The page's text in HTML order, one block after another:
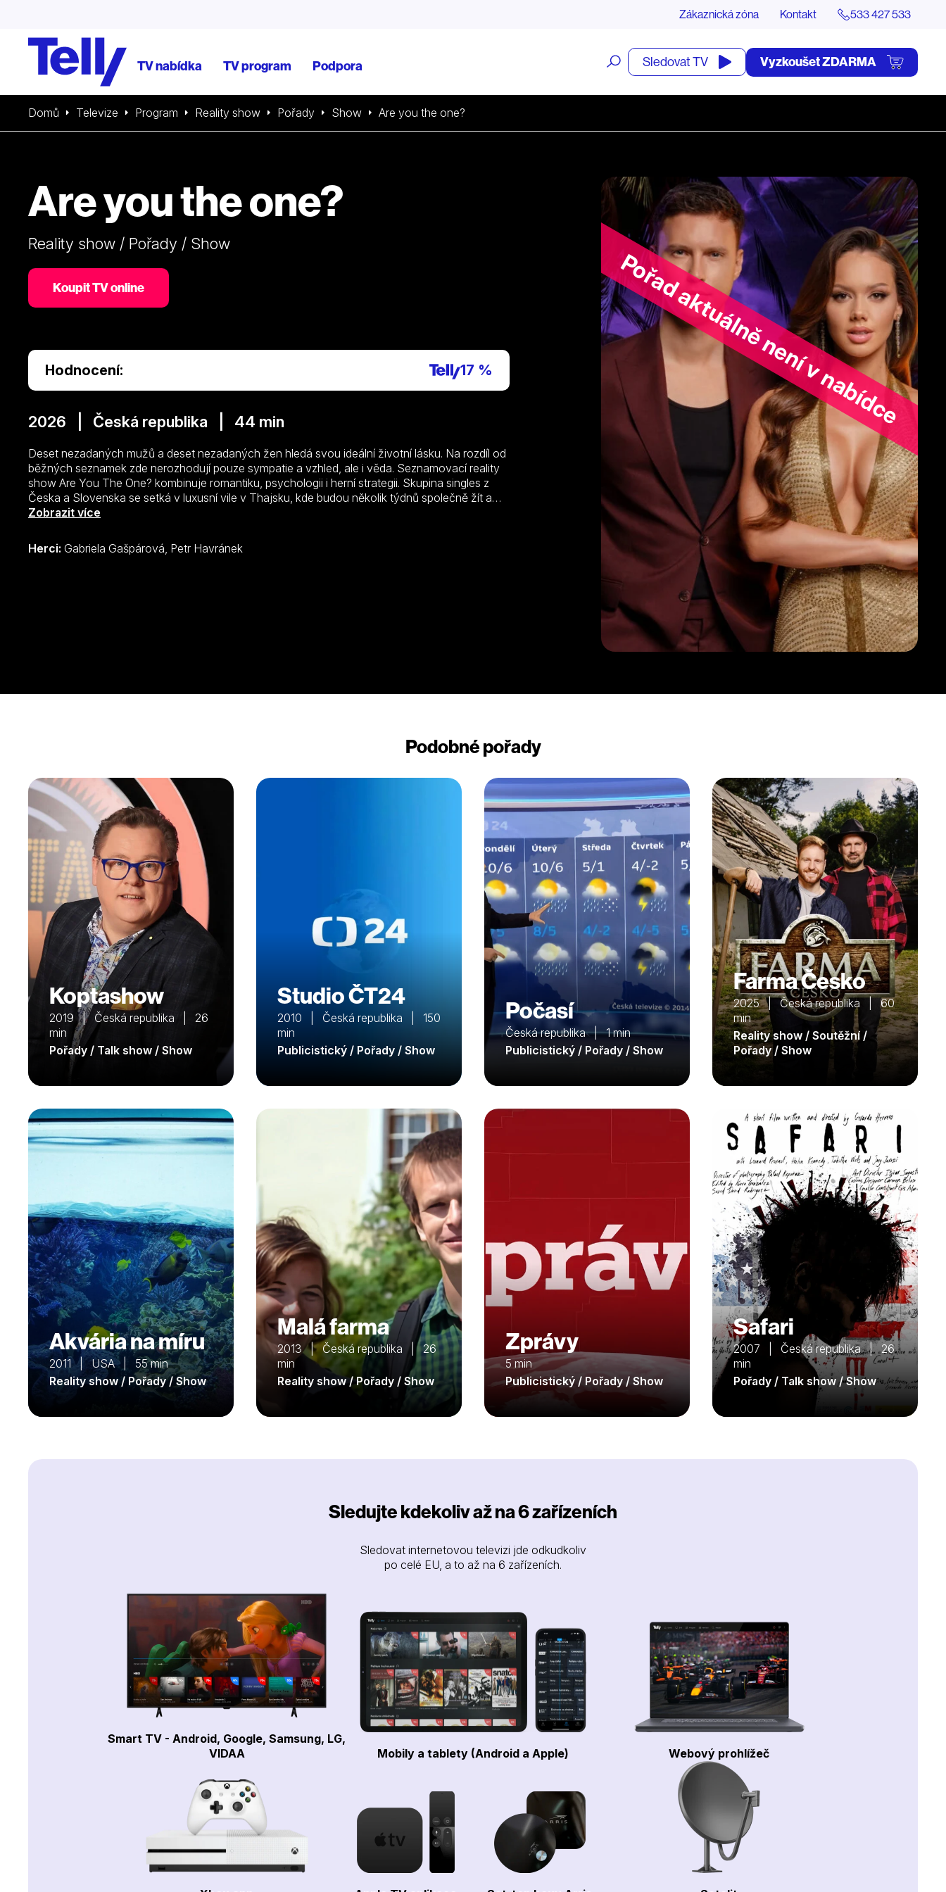
Zákaznická zóna Kontakt 533 427 533
TV nabídka TV program Podpora
Otevřít
vyhledávání
Sledovat TV Vyzkoušet ZDARMA
Domů Televize Program Reality show Pořady Show Are you the one?
Pořad aktuálně není v nabídce
Are you the one?
Reality show / Pořady / Show
Koupit TV online
Hodnocení: 17 %
2026 | Česká republika | 44 min
Deset nezadaných mužů a deset nezadaných žen hledá svou ideální životní lásku. Na rozdíl od
běžných seznamek zde nerozhodují pouze sympatie a vzhled, ale i věda. Seznamovací reality
show Are You The One? kombinuje romantiku, psychologii i herní strategii. Skupina singles z
Česka a Slovenska se setká v luxusní vile v Thajsku, kde budou několik týdnů společně žít a
postupně odhalovat, kdo je jejich perfektní protějšek. Každému účastníkovi byl totiž na základě
soutěžících je tyto dvojice odhalit. Pokud se jim podaří do finále sestavit všechny perfektní
páry, čeká je lákavá finanční odměna, kterou si mezi sebou rozdělí. Natáčení probíhá v luxusní
Zobrazit více
Herci: Gabriela Gašpárová, Petr Havránek
Podobné pořady
Koptashow
2019 | Česká republika | 26
min
Pořady / Talk show / Show
Studio ČT24
2010 | Česká republika | 150
min
Publicistický / Pořady / Show
Počasí
Česká republika | 1 min
Publicistický / Pořady / Show
Farma Česko
2025 | Česká republika | 60
min
Reality show / Soutěžní /
Pořady / Show
Akvária na míru
2011 | USA | 55 min
Reality show / Pořady / Show
Malá farma
2013 | Česká republika | 26
min
Reality show / Pořady / Show
Zprávy
5 min
Publicistický / Pořady / Show
Safari
2007 | Česká republika | 26
min
Pořady / Talk show / Show
Sledujte kdekoliv až na 6 zařízeních
Sledovat internetovou televizi jde odkudkoliv
po celé EU, a to až na 6 zařízeních.
Smart TV - Android, Google, Samsung, LG,
VIDAA
Mobily a tablety (Android a Apple) Webový prohlížeč